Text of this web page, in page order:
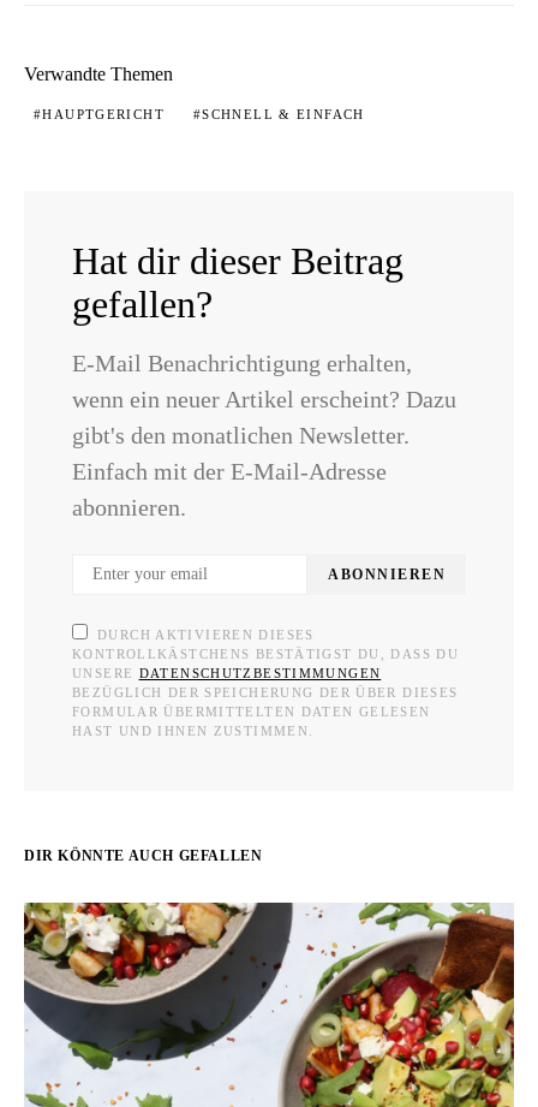
Verwandte Themen
HAUPTGERICHT SCHNELL & EINFACH
Hat dir dieser Beitrag
gefallen?
E-Mail Benachrichtigung erhalten,
wenn ein neuer Artikel erscheint? Dazu
gibt's den monatlichen Newsletter.
Einfach mit der E-Mail-Adresse
abonnieren.
ABONNIEREN
DURCH AKTIVIEREN DIESES
KONTROLLKÄSTCHENS BESTÄTIGST DU, DASS DU
UNSERE DATENSCHUTZBESTIMMUNGEN
BEZÜGLICH DER SPEICHERUNG DER ÜBER DIESES
FORMULAR ÜBERMITTELTEN DATEN GELESEN
HAST UND IHNEN ZUSTIMMEN.
DIR KÖNNTE AUCH GEFALLEN